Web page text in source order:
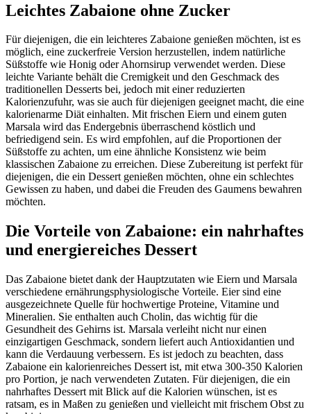
Leichtes Zabaione ohne Zucker
Für diejenigen, die ein leichteres Zabaione genießen möchten, ist es
möglich, eine zuckerfreie Version herzustellen, indem natürliche
Süßstoffe wie Honig oder Ahornsirup verwendet werden. Diese
leichte Variante behält die Cremigkeit und den Geschmack des
traditionellen Desserts bei, jedoch mit einer reduzierten
Kalorienzufuhr, was sie auch für diejenigen geeignet macht, die eine
kalorienarme Diät einhalten. Mit frischen Eiern und einem guten
Marsala wird das Endergebnis überraschend köstlich und
befriedigend sein. Es wird empfohlen, auf die Proportionen der
Süßstoffe zu achten, um eine ähnliche Konsistenz wie beim
klassischen Zabaione zu erreichen. Diese Zubereitung ist perfekt für
diejenigen, die ein Dessert genießen möchten, ohne ein schlechtes
Gewissen zu haben, und dabei die Freuden des Gaumens bewahren
möchten.
Die Vorteile von Zabaione: ein nahrhaftes
und energiereiches Dessert
Das Zabaione bietet dank der Hauptzutaten wie Eiern und Marsala
verschiedene ernährungsphysiologische Vorteile. Eier sind eine
ausgezeichnete Quelle für hochwertige Proteine, Vitamine und
Mineralien. Sie enthalten auch Cholin, das wichtig für die
Gesundheit des Gehirns ist. Marsala verleiht nicht nur einen
einzigartigen Geschmack, sondern liefert auch Antioxidantien und
kann die Verdauung verbessern. Es ist jedoch zu beachten, dass
Zabaione ein kalorienreiches Dessert ist, mit etwa 300-350 Kalorien
pro Portion, je nach verwendeten Zutaten. Für diejenigen, die ein
nahrhaftes Dessert mit Blick auf die Kalorien wünschen, ist es
ratsam, es in Maßen zu genießen und vielleicht mit frischem Obst zu